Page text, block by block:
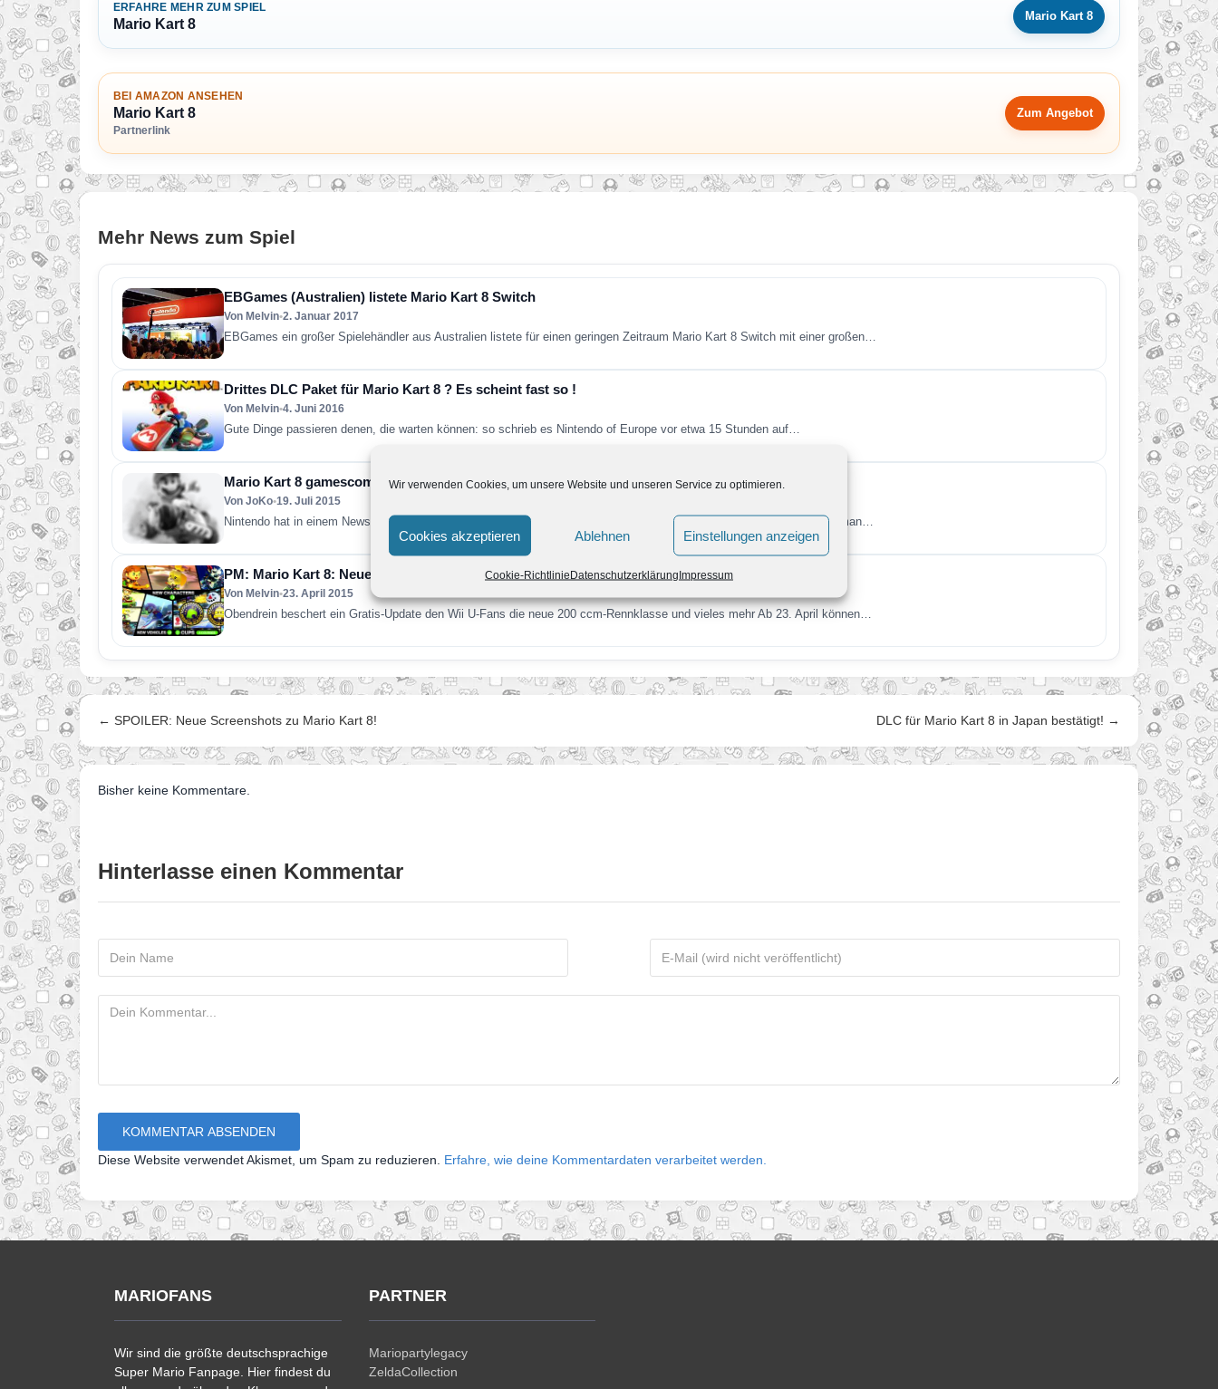
Wir verwenden Cookies, um unsere Website und unseren Service zu optimieren.
Cookies akzeptieren Ablehnen Einstellungen anzeigen
Cookie-RichtlinieDatenschutzerklärungImpressum
ERFAHRE MEHR ZUM SPIEL
Mario Kart 8
Mario Kart 8
BEI AMAZON ANSEHEN
Mario Kart 8
Partnerlink
Zum Angebot
Mehr News zum Spiel
EBGames (Australien) listete Mario Kart 8 Switch
Von Melvin•2. Januar 2017
EBGames ein großer Spielehändler aus Australien listete für einen geringen Zeitraum Mario Kart 8 Switch mit einer großen…
Drittes DLC Paket für Mario Kart 8 ? Es scheint fast so !
Von Melvin•4. Juni 2016
Gute Dinge passieren denen, die warten können: so schrieb es Nintendo of Europe vor etwa 15 Stunden auf…
Mario Kart 8 gamescom-Turnier
Von JoKo•19. Juli 2015
Nintendo hat in einem Newsletter auf das Hauseigene Mario Kart 8-Turnier auf der Gamescom hingewiesen. So kann man…
PM: Mario Kart 8: Neue Strecken, Charaktere und Fahrzeuge sorgen für noch mehr Spielspaß
Von Melvin•23. April 2015
Obendrein beschert ein Gratis-Update den Wii U-Fans die neue 200 ccm-Rennklasse und vieles mehr Ab 23. April können…
← SPOILER: Neue Screenshots zu Mario Kart 8! DLC für Mario Kart 8 in Japan bestätigt! →
Bisher keine Kommentare.
Hinterlasse einen Kommentar
Diese Website verwendet Akismet, um Spam zu reduzieren. Erfahre, wie deine Kommentardaten verarbeitet werden.
MARIOFANS
Wir sind die größte deutschsprachige
Super Mario Fanpage. Hier findest du
PARTNER
Mariopartylegacy
ZeldaCollection